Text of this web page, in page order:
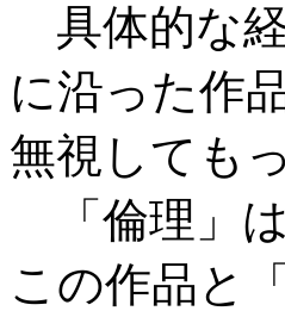
具体的な
に沿った作
無視しても
「倫理」
この作品と